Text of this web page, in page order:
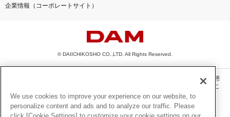
企業情報（コーポレートサイト）
© DAIICHIKOSHO CO.,LTD. All Rights Reserved.
このサイトに掲載されている一切の文章・画像・写真・動画・音声等を、手段や形態
を問わず、著作権法の定める範囲を超えて無断で複製、転載、ファイル化などするこ
とを禁じます。
楽曲及びコンテンツは、機種によりご利用いただけない場合があります。
We use cookies to improve your experience on our website, to
personalize content and ads and to analyze our traffic. Please